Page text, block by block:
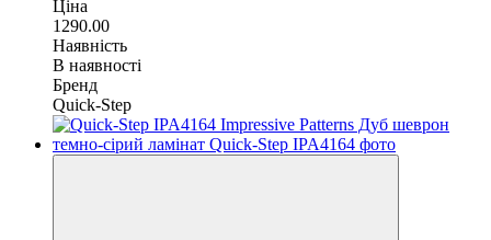
Ціна
1290.00
Наявність
В наявності
Бренд
Quick-Step